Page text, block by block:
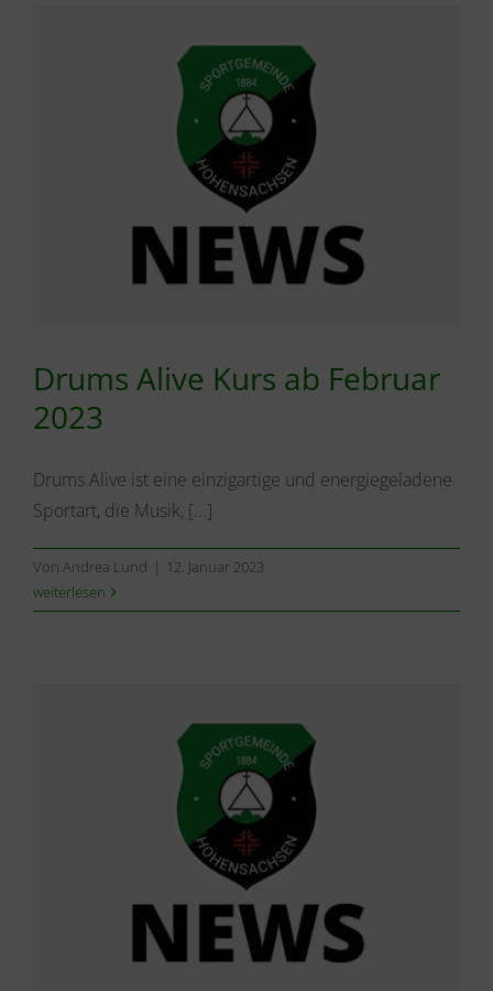
Drums Alive Kurs ab Februar
2023
Drums Alive ist eine einzigartige und energiegeladene
Sportart, die Musik, [...]
Von Andrea Lund | 12. Januar 2023
weiterlesen